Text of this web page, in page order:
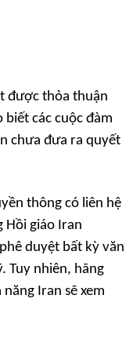
được thỏa thuận
biết các cuộc đàm
chưa đưa ra quyết
thông có liên hệ
Hồi giáo Iran
duyệt bất kỳ văn
Tuy nhiên, hãng
Iran sẽ xem